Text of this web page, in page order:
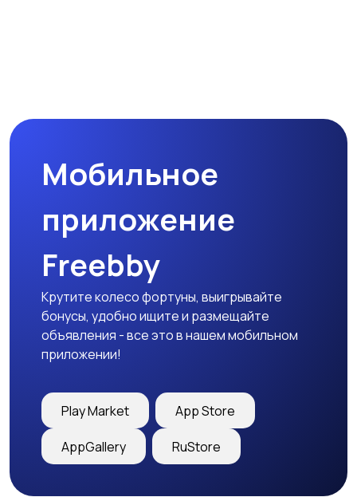
Мобильное
приложение
Freebby
Крутите колесо фортуны, выигрывайте
бонусы, удобно ищите и размещайте
объявления - все это в нашем мобильном
приложении!
Play Market App Store
AppGallery RuStore